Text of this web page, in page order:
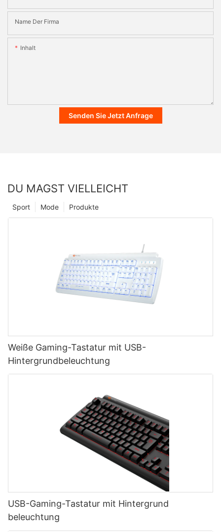
Name Der Firma
Inhalt
Senden Sie Jetzt Anfrage
DU MAGST VIELLEICHT
Produkte
Mode
Sport
Weiße Gaming-Tastatur mit USB-
Hintergrundbeleuchtung
USB-Gaming-Tastatur mit Hintergrund
beleuchtung